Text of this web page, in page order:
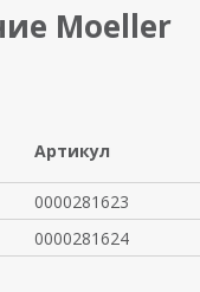
Moeller
Артикул
0000281623
0000281624